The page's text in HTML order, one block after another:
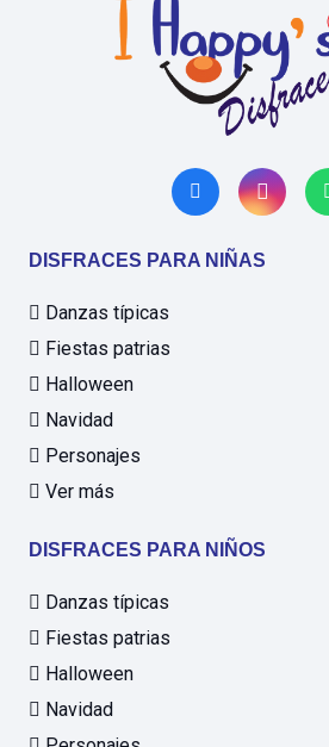
DISFRACES PARA NIÑAS
Danzas típicas
Fiestas patrias
Halloween
Navidad
Personajes
Ver más
DISFRACES PARA NIÑOS
Danzas típicas
Fiestas patrias
Halloween
Navidad